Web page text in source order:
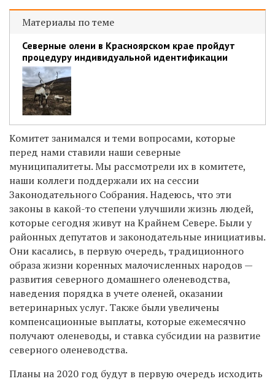
Материалы по теме
Северные олени в Красноярском крае пройдут
процедуру индивидуальной идентификации
Комитет занимался и теми вопросами, которые
перед нами ставили наши северные
муниципалитеты. Мы рассмотрели их в комитете,
наши коллеги поддержали их на сессии
Законодательного Собрания. Надеюсь, что эти
законы в какой-то степени улучшили жизнь людей,
которые сегодня живут на Крайнем Севере. Были у
районных депутатов и законодательные инициативы.
Они касались, в первую очередь, традиционного
образа жизни коренных малочисленных народов —
развития северного домашнего оленеводства,
наведения порядка в учете оленей, оказании
ветеринарных услуг. Также были увеличены
компенсационные выплаты, которые ежемесячно
получают оленеводы, и ставка субсидии на развитие
северного оленеводства.
Планы на 2020 год будут в первую очередь исходить